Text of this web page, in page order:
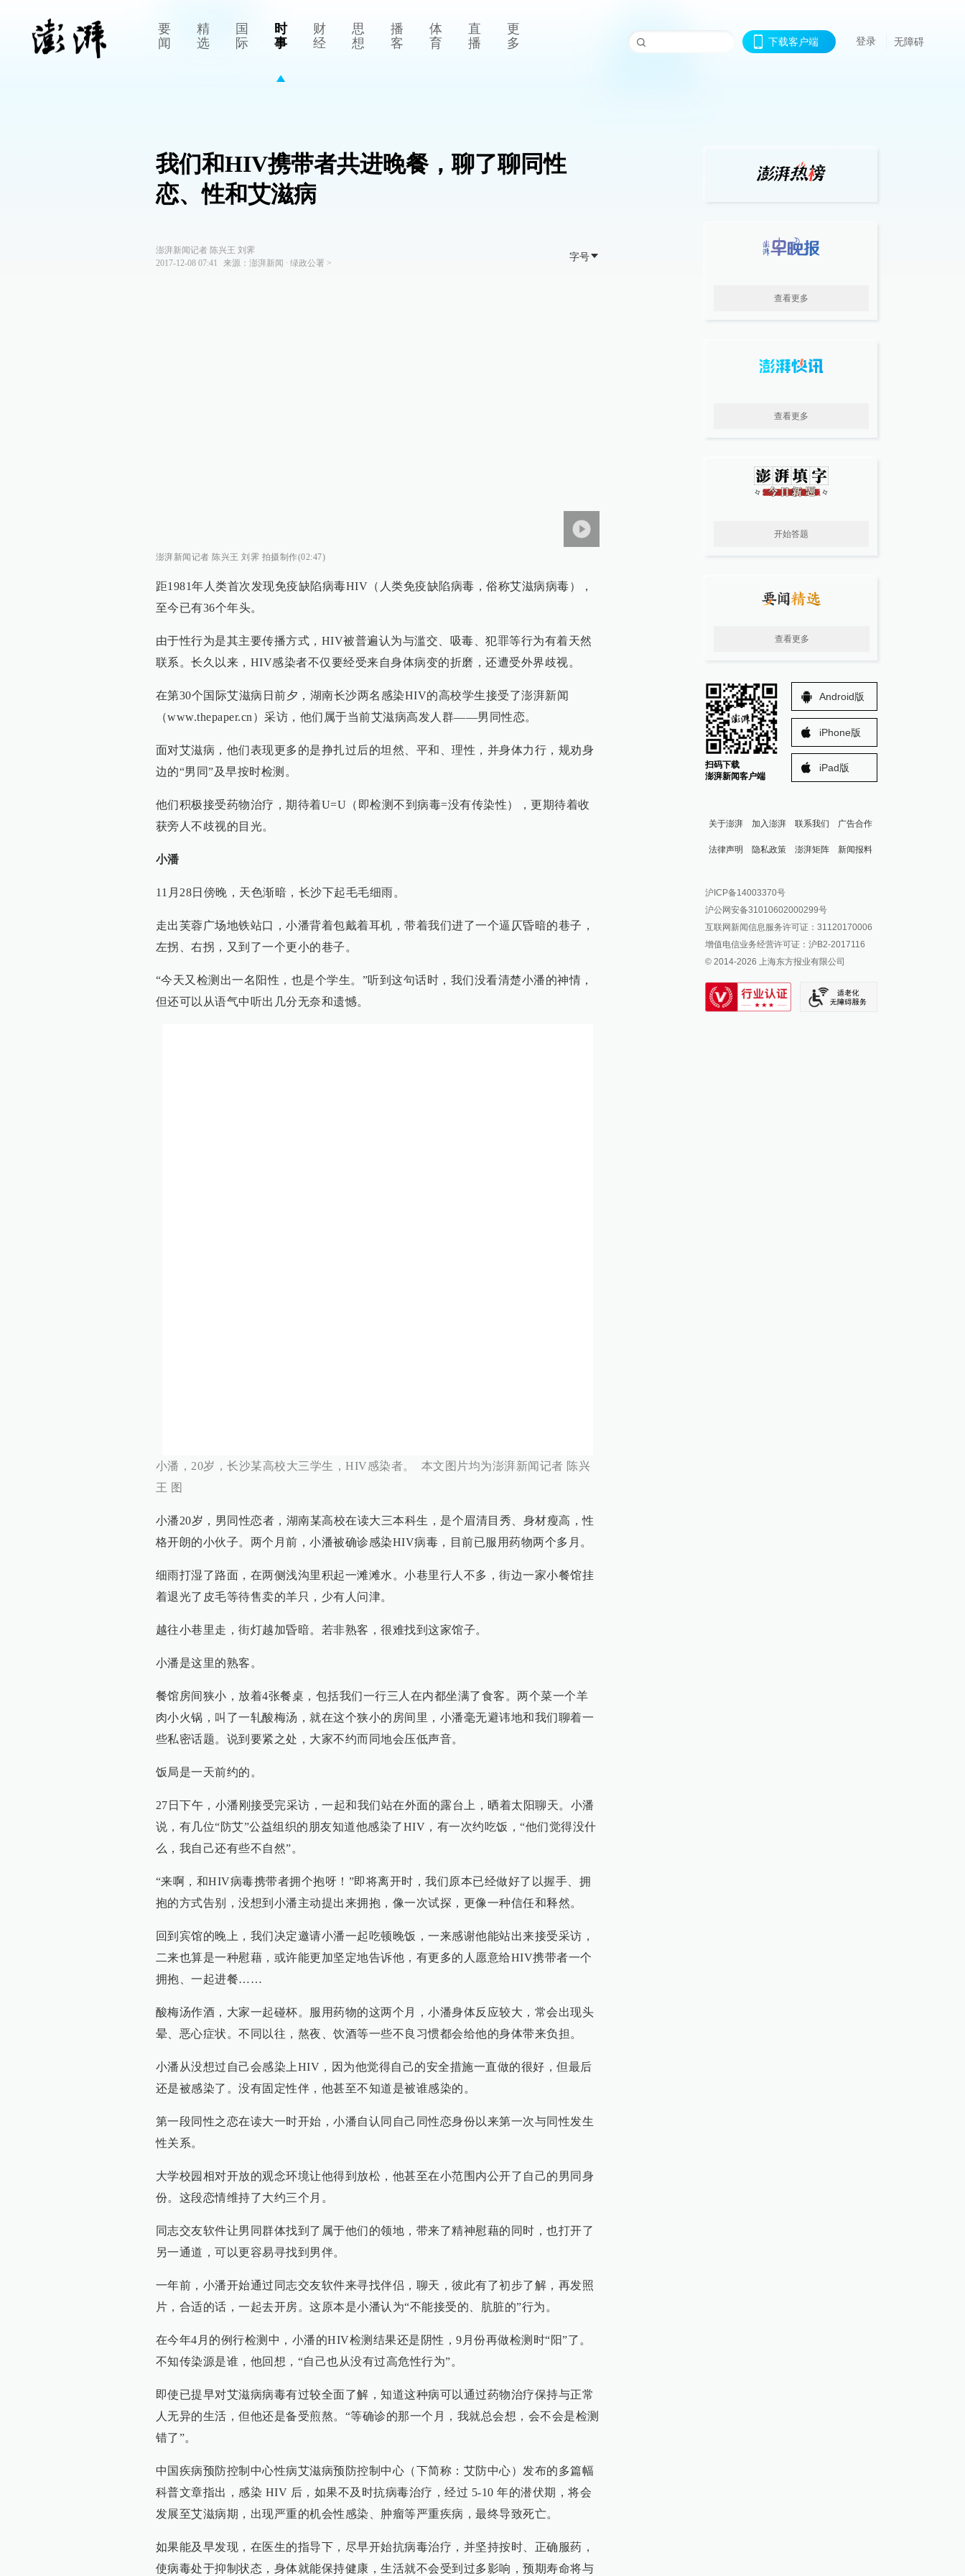
要
闻
精
选
国
际
时
事
财
经
思
想
播
客
体
育
直
播
更
多
下载客户端 登录 无障碍
我们和HIV携带者共进晚餐，聊了聊同性
恋、性和艾滋病
澎湃新闻记者 陈兴王 刘霁
2017-12-08 07:41
来源： 澎湃新闻 ∙ 绿政公署 >
字号
澎湃新闻记者 陈兴王 刘霁 拍摄制作(02:47)
距1981年人类首次发现免疫缺陷病毒HIV（人类免疫缺陷病毒，俗称艾滋病病毒），
至今已有36个年头。
由于性行为是其主要传播方式，HIV被普遍认为与滥交、吸毒、犯罪等行为有着天然
联系。长久以来，HIV感染者不仅要经受来自身体病变的折磨，还遭受外界歧视。
在第30个国际艾滋病日前夕，湖南长沙两名感染HIV的高校学生接受了澎湃新闻
（www.thepaper.cn）采访，他们属于当前艾滋病高发人群——男同性恋。
面对艾滋病，他们表现更多的是挣扎过后的坦然、平和、理性，并身体力行，规劝身
边的“男同”及早按时检测。
他们积极接受药物治疗，期待着U=U（即检测不到病毒=没有传染性），更期待着收
获旁人不歧视的目光。
小潘
11月28日傍晚，天色渐暗，长沙下起毛毛细雨。
走出芙蓉广场地铁站口，小潘背着包戴着耳机，带着我们进了一个逼仄昏暗的巷子，
左拐、右拐，又到了一个更小的巷子。
“今天又检测出一名阳性，也是个学生。”听到这句话时，我们没看清楚小潘的神情，
但还可以从语气中听出几分无奈和遗憾。
小潘，20岁，长沙某高校大三学生，HIV感染者。 本文图片均为澎湃新闻记者 陈兴
王 图
小潘20岁，男同性恋者，湖南某高校在读大三本科生，是个眉清目秀、身材瘦高，性
格开朗的小伙子。两个月前，小潘被确诊感染HIV病毒，目前已服用药物两个多月。
细雨打湿了路面，在两侧浅沟里积起一滩滩水。小巷里行人不多，街边一家小餐馆挂
着退光了皮毛等待售卖的羊只，少有人问津。
越往小巷里走，街灯越加昏暗。若非熟客，很难找到这家馆子。
小潘是这里的熟客。
餐馆房间狭小，放着4张餐桌，包括我们一行三人在内都坐满了食客。两个菜一个羊
肉小火锅，叫了一轧酸梅汤，就在这个狭小的房间里，小潘毫无避讳地和我们聊着一
些私密话题。说到要紧之处，大家不约而同地会压低声音。
饭局是一天前约的。
27日下午，小潘刚接受完采访，一起和我们站在外面的露台上，晒着太阳聊天。小潘
说，有几位“防艾”公益组织的朋友知道他感染了HIV，有一次约吃饭，“他们觉得没什
么，我自己还有些不自然”。
“来啊，和HIV病毒携带者拥个抱呀！”即将离开时，我们原本已经做好了以握手、拥
抱的方式告别，没想到小潘主动提出来拥抱，像一次试探，更像一种信任和释然。
回到宾馆的晚上，我们决定邀请小潘一起吃顿晚饭，一来感谢他能站出来接受采访，
二来也算是一种慰藉，或许能更加坚定地告诉他，有更多的人愿意给HIV携带者一个
拥抱、一起进餐……
酸梅汤作酒，大家一起碰杯。服用药物的这两个月，小潘身体反应较大，常会出现头
晕、恶心症状。不同以往，熬夜、饮酒等一些不良习惯都会给他的身体带来负担。
小潘从没想过自己会感染上HIV，因为他觉得自己的安全措施一直做的很好，但最后
还是被感染了。没有固定性伴，他甚至不知道是被谁感染的。
第一段同性之恋在读大一时开始，小潘自认同自己同性恋身份以来第一次与同性发生
性关系。
大学校园相对开放的观念环境让他得到放松，他甚至在小范围内公开了自己的男同身
份。这段恋情维持了大约三个月。
同志交友软件让男同群体找到了属于他们的领地，带来了精神慰藉的同时，也打开了
另一通道，可以更容易寻找到男伴。
一年前，小潘开始通过同志交友软件来寻找伴侣，聊天，彼此有了初步了解，再发照
片，合适的话，一起去开房。这原本是小潘认为“不能接受的、肮脏的”行为。
在今年4月的例行检测中，小潘的HIV检测结果还是阴性，9月份再做检测时“阳”了。
不知传染源是谁，他回想，“自己也从没有过高危性行为”。
即使已提早对艾滋病病毒有过较全面了解，知道这种病可以通过药物治疗保持与正常
人无异的生活，但他还是备受煎熬。“等确诊的那一个月，我就总会想，会不会是检测
错了”。
中国疾病预防控制中心性病艾滋病预防控制中心（下简称：艾防中心）发布的多篇幅
科普文章指出，感染 HIV 后，如果不及时抗病毒治疗，经过 5-10 年的潜伏期，将会
发展至艾滋病期，出现严重的机会性感染、肿瘤等严重疾病，最终导致死亡。
如果能及早发现，在医生的指导下，尽早开始抗病毒治疗，并坚持按时、正确服药，
使病毒处于抑制状态，身体就能保持健康，生活就不会受到过多影响，预期寿命将与
查看更多
查看更多
开始答题
查看更多
扫码下载
澎湃新闻客户端
Android版
iPhone版
iPad版
关于澎湃 加入澎湃 联系我们 广告合作
法律声明 隐私政策 澎湃矩阵
澎湃新闻公众号
澎湃新闻抖音号
派生万物开放平台
IP SHANGHAI
SIXTH TONE
新闻报料
报料邮箱: news@thepaper.cn
沪ICP备14003370号
沪公网安备31010602000299号
互联网新闻信息服务许可证：31120170006
增值电信业务经营许可证：沪B2-2017116
© 2014-2026 上海东方报业有限公司